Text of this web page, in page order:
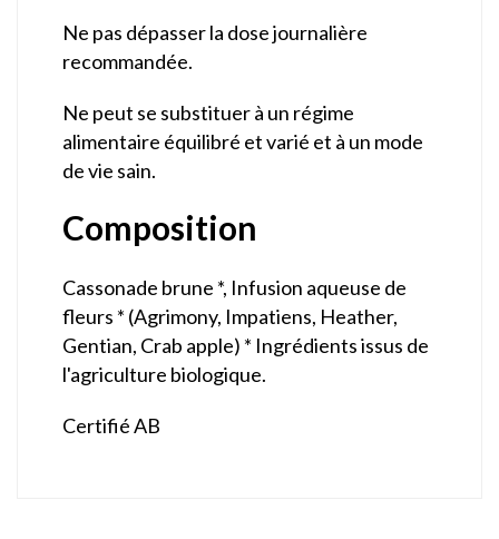
Ne pas dépasser la dose journalière
recommandée.
Ne peut se substituer à un régime
alimentaire équilibré et varié et à un mode
de vie sain.
Composition
Cassonade brune *, Infusion aqueuse de
fleurs * (Agrimony, Impatiens, Heather,
Gentian, Crab apple) * Ingrédients issus de
l'agriculture biologique.
Certifié AB